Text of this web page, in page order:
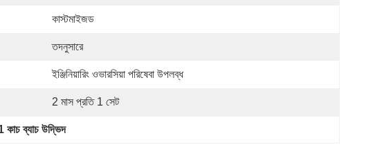
কাস্টমাইজড
তদনুসারে
ইঞ্জিনিয়ারিং ওভারসিয়া পরিষেবা উপলব্ধ
2 মাস প্রতি 1 সেট
ব্যাচ উদ্ভিদ